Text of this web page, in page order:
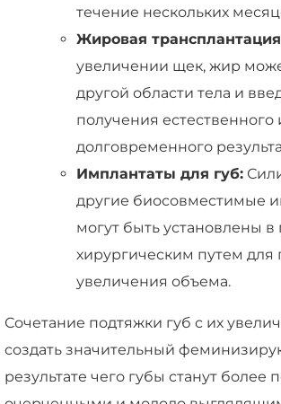
течение нескольких
Жировая
увеличении щек, жир
другой области тела и
получения естественного
долговременного
Имплантаты для губ:
другие биосовместимые
могут быть установлены в
хирургическим путем для
увеличения объема.
Сочетание подтяжки губ с их
создать значительный
результате чего губы станут более